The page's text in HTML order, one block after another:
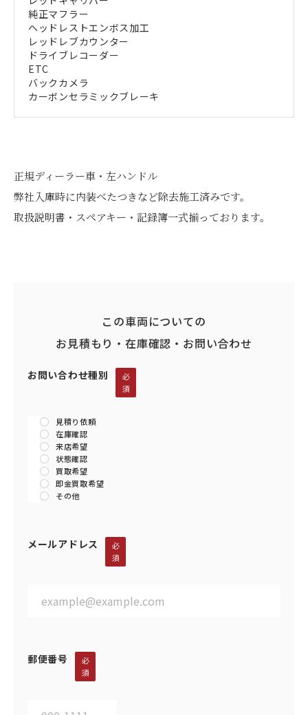
純正マフラー
ヘッドレストエンボス加工
レッドレブカウンター
ドライブレコーダー
ETC
バックカメラ
カーボンセラミックブレーキ
正規ディーラー車・左ハンドル
弊社入庫時に内装べたつきなど除去施工済みです。
取扱説明書・スペアキー・記録簿一式揃っております。
この車両についての
お見積もり・在庫確認・お問い合わせ
お問い合わせ種別
必
須
見積り依頼
在庫確認
来店希望
状態確認
買取希望
即金買取希望
その他
メールアドレス
必
須
郵便番号
必
須